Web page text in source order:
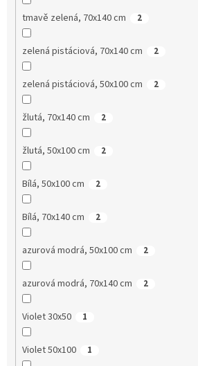
tmavě zelená, 70x140 cm 2
zelená pistáciová, 70x140 cm 2
zelená pistáciová, 50x100 cm 2
žlutá, 70x140 cm 2
žlutá, 50x100 cm 2
Bílá, 50x100 cm 2
Bílá, 70x140 cm 2
azurová modrá, 50x100 cm 2
azurová modrá, 70x140 cm 2
Violet 30x50 1
Violet 50x100 1